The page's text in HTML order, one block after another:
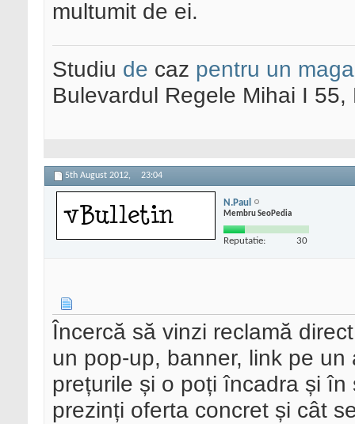
multumit de ei.
Studiu de caz pentru un
Bulevardul Regele Mihai I
5th August 2012, 23:04
N.Paul
Membru SeoPedia
Reputatie: 30
Încercă să vinzi reclamă
un pop-up, banner, link pe
prețurile și o poți încadra și
prezinți oferta concret și cât